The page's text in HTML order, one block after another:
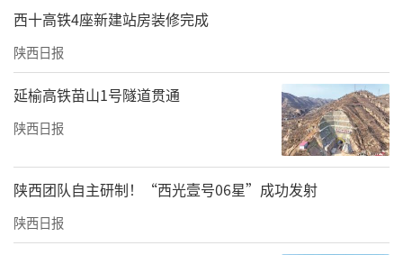
“飞翔驾校以前的教练都离职了，还闹了劳动
仲裁。”商州区某驾校教练周凯说，集体离职
的原因，在于驾校收费增加后，教练的收入却
近乎腰斩，不少教练觉得不赚钱，选择离
职，“飞翔驾校的一些教练，单位没给交社
保，他们走了劳动仲裁。”
多名飞翔驾校的教练向华商报大风新闻记者确
认了此说法的真实性，并表示降薪一事发生于1
西十高铁4座新建站房装修完成
陕西日报
延榆高铁苗山1号隧道贯通
陕西日报
陕西团队自主研制！“西光壹号06星”成功发射
陕西日报